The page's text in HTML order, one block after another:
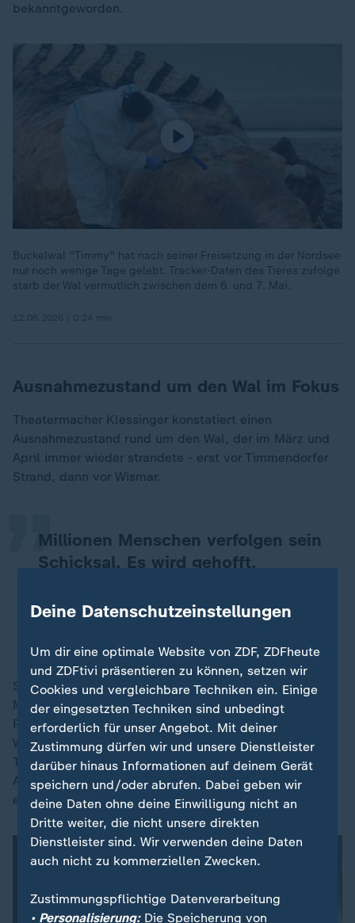
bekanntgeworden.
Buckelwal "Timmy" hat nach seiner Freisetzung in der Nordsee
nur noch wenige Tage gelebt. Tracker-Daten des Tieres zufolge
starb der Wal vermutlich zwischen dem 6. und 7. Mai.
Ausnahmezustand um den Wal im Fokus
Theatermacher Klessinger konstatiert einen
Ausnahmezustand rund um den Wal, der im März und
April immer wieder strandete - erst vor Timmendorfer
Strand, dann vor Wismar.
Millionen Menschen verfolgen sein
Schicksal. Es wird gehofft,
und gestritten - warum eigentlich?
„
Schließlich lag der zwölf Tonnen schwere
Meeressäuger in der flachen Kirchsee-Bucht der Insel
Poel fest. Eine private Rettungsinitiative brachte den
Wal in einer aufwändigen Aktion in einem großen
Transportkahn in die Nordsee - das Tier überlebte die
Aktion allerdings nur wenige Tage. Am 14. Mai wurde
es tot vor der dänischen Ostseeinsel Anholt entdeckt.
Deine Datenschutzeinstellungen
Um dir eine optimale Website von ZDF, ZDFheute
und ZDFtivi präsentieren zu können, setzen wir
Cookies und vergleichbare Techniken ein. Einige
der eingesetzten Techniken sind unbedingt
erforderlich für unser Angebot. Mit deiner
Zustimmung dürfen wir und unsere Dienstleister
darüber hinaus Informationen auf deinem Gerät
speichern und/oder abrufen. Dabei geben wir
deine Daten ohne deine Einwilligung nicht an
Dritte weiter, die nicht unsere direkten
Dienstleister sind. Wir verwenden deine Daten
auch nicht zu kommerziellen Zwecken.
Zustimmungspflichtige Datenverarbeitung
• Personalisierung:Die Speicherung von